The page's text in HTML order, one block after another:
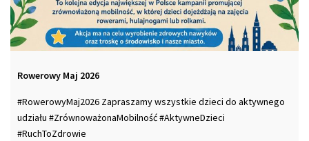
Rowerowy Maj 2026
#RowerowyMaj2026 Zapraszamy wszystkie dzieci do aktywnego
udziału #ZrównoważonaMobilność #AktywneDzieci
#RuchToZdrowie